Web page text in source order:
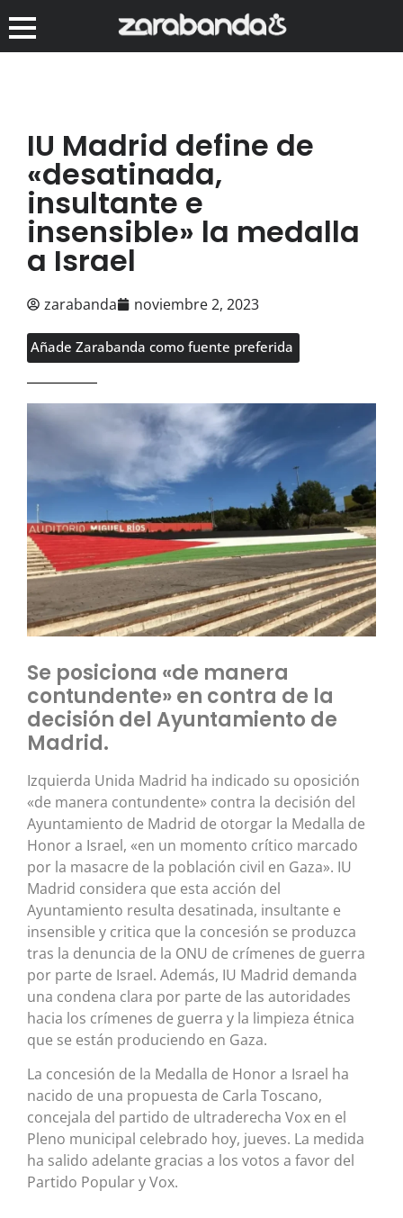
IU Madrid define de
«desatinada,
insultante e
insensible» la medalla
a Israel
zarabanda noviembre 2, 2023
Añade Zarabanda como fuente preferida
Se posiciona «de manera
contundente» en contra de la
decisión del Ayuntamiento de
Madrid.
Izquierda Unida Madrid ha indicado su oposición
«de manera contundente» contra la decisión del
Ayuntamiento de Madrid de otorgar la Medalla de
Honor a Israel, «en un momento crítico marcado
por la masacre de la población civil en Gaza». IU
Madrid considera que esta acción del
Ayuntamiento resulta desatinada, insultante e
insensible y critica que la concesión se produzca
tras la denuncia de la ONU de crímenes de guerra
por parte de Israel. Además, IU Madrid demanda
una condena clara por parte de las autoridades
hacia los crímenes de guerra y la limpieza étnica
que se están produciendo en Gaza.
La concesión de la Medalla de Honor a Israel ha
nacido de una propuesta de Carla Toscano,
concejala del partido de ultraderecha Vox en el
Pleno municipal celebrado hoy, jueves. La medida
ha salido adelante gracias a los votos a favor del
Partido Popular y Vox.